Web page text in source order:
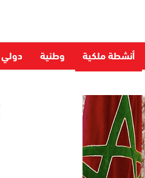
أنشطة ملكية وطنية دولي